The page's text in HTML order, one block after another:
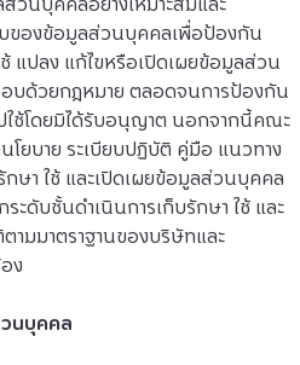
ของข้อมูลส่วนบุคคลเพื่อป้องกัน
ช้ แปลง แก้ไขหรือเปิดเผยข้อมูลส่วน
บด้วยกฎหมาย ตลอดจนการป้องกัน
ช้โดยมิได้รับอนุญาต นอกจากนี้คณะ
โยบาย ระเบียบปฏิบัติ คู่มือ แนวทาง
กษา ใช้ และเปิดเผยข้อมูลส่วนบุคคล
ดับชั้นดำเนินการเก็บรักษา ใช้ และ
มมาตราฐานของบริษัทและ
ง
นบุคคล